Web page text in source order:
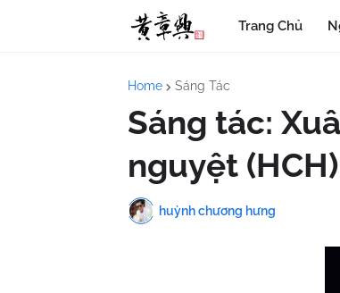
Trang Chủ
Home Sáng Tác
Sáng tác:
nguyệt (HCH)
huỳnh chương hưng